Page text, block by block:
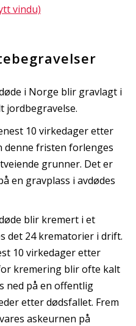
vindu)
i Norge blir gravlagt i
jordbegravelse.
10 virkedager etter
denne fristen forlenges
grunner. Det er
en gravplass i avdødes
blir kremert i et
det 24 krematorier i drift.
10 virkedager etter
kremering blir ofte kalt
ned på en offentlig
etter dødsfallet. Frem
askeurnen på